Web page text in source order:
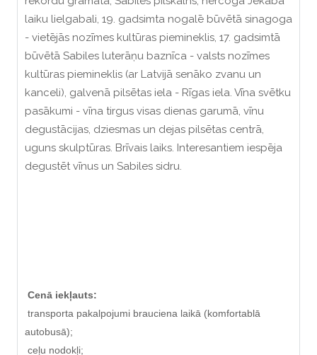
laiku lielgabali, 19. gadsimta nogalē būvētā sinagoga
- vietējās nozīmes kultūras piemineklis, 17. gadsimtā
būvētā Sabiles luterāņu baznīca - valsts nozīmes
kultūras piemineklis (ar Latvijā senāko zvanu un
kanceli), galvenā pilsētas iela - Rīgas iela. Vīna svētku
pasākumi - vīna tirgus visas dienas garumā, vīnu
degustācijas, dziesmas un dejas pilsētas centrā,
uguns skulptūras. Brīvais laiks. Interesantiem iespēja
degustēt vīnus un Sabiles sidru.
Cenā iekļauts:
transporta pakalpojumi brauciena laikā (komfortablā
autobusā);
ceļu nodokļi;